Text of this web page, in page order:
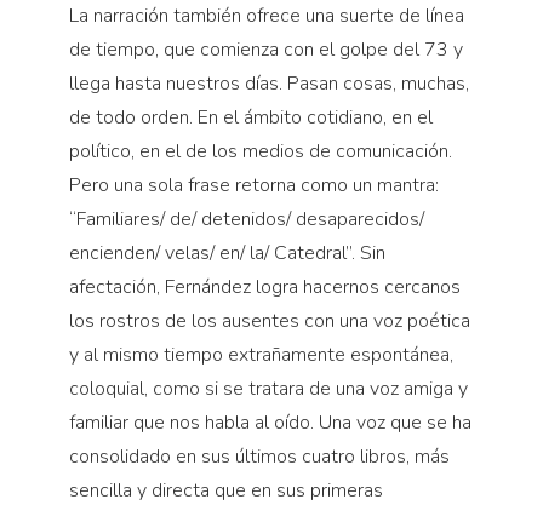
La narración también ofrece una suerte de línea
de tiempo, que comienza con el golpe del 73 y
llega hasta nuestros días. Pasan cosas, muchas,
de todo orden. En el ámbito cotidiano, en el
político, en el de los medios de comunicación.
Pero una sola frase retorna como un mantra:
“Familiares/ de/ detenidos/ desaparecidos/
encienden/ velas/ en/ la/ Catedral”. Sin
afectación, Fernández logra hacernos cercanos
los rostros de los ausentes con una voz poética
y al mismo tiempo extrañamente espontánea,
coloquial, como si se tratara de una voz amiga y
familiar que nos habla al oído. Una voz que se ha
consolidado en sus últimos cuatro libros, más
sencilla y directa que en sus primeras